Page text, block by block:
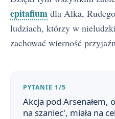
epitafium dla Alka,
ludziach, którzy w
zachować wierność
PYTANIE 1/5
Akcja pod Arsenałem,
na szaniec', miała na